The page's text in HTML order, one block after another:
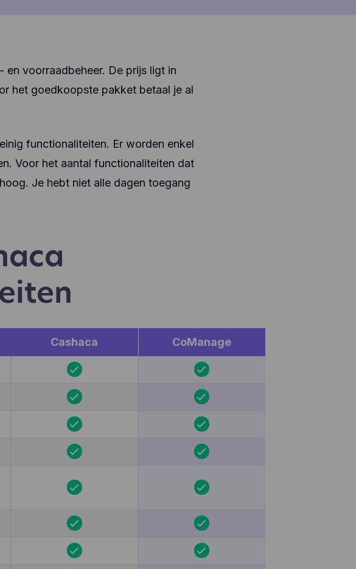
voorraadbeheer. De prijs ligt in
het goedkoopste pakket betaal je al
functionaliteiten. Er worden enkel
Voor het aantal functionaliteiten dat
Je hebt niet alle dagen toegang
Cashaca CoManage